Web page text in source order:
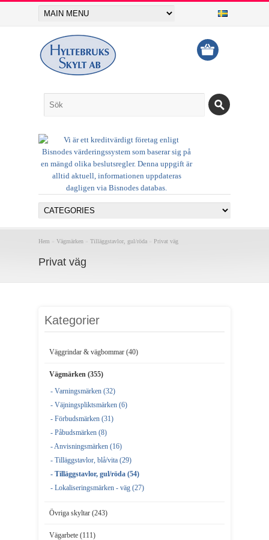
Hem Vägmärken Tilläggstavlor, gul/röda Privat väg
Privat väg
Kategorier
Väggrindar & vägbommar (40)
Vägmärken (355)
- Varningsmärken (32)
- Väjningspliktsmärken (6)
- Förbudsmärken (31)
- Påbudsmärken (8)
- Anvisningsmärken (16)
- Tilläggstavlor, blå/vita (29)
- Tilläggstavlor, gul/röda (54)
- Lokaliseringsmärken - väg (27)
Övriga skyltar (243)
Vägarbete (111)